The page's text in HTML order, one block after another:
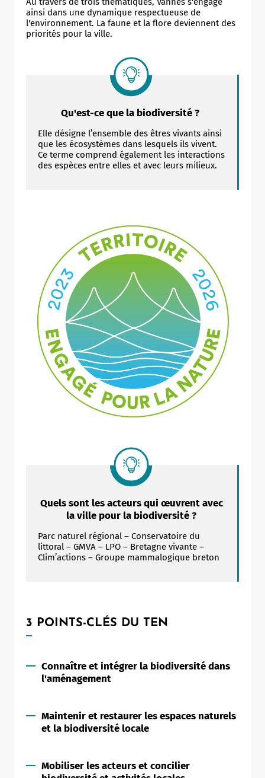
ainsi dans une dynamique respectueuse de
l'environnement. La faune et la flore deviennent des
priorités pour la ville.
Qu'est-ce que la biodiversité ?
Elle désigne l’ensemble des êtres vivants ainsi
que les écosystèmes dans lesquels ils vivent.
Ce terme comprend également les interactions
des espèces entre elles et avec leurs milieux.
Quels sont les acteurs qui œuvrent avec
la ville pour la biodiversité ?
Parc naturel régional – Conservatoire du
littoral – GMVA – LPO – Bretagne vivante –
Clim’actions – Groupe mammalogique breton
3 POINTS-CLÉS DU TEN
Connaître et intégrer la biodiversité dans
l'aménagement
Maintenir et restaurer les espaces naturels
et la biodiversité locale
Mobiliser les acteurs et concilier